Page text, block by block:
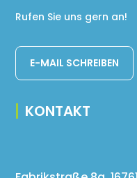
Rufen Sie uns gern an!
E-MAIL SCHREIBEN
KONTAKT